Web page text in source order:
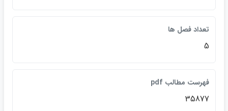
تعداد فصل ها
5
فهرست مطالب pdf
35877